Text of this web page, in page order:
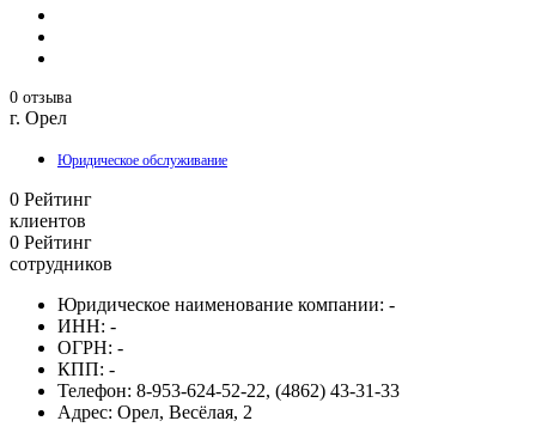
0 отзыва
г. Орел
Юридическое обслуживание
0 Рейтинг
клиентов
0 Рейтинг
сотрудников
Юридическое наименование компании: -
ИНН: -
ОГРН: -
КПП: -
Телефон: 8-953-624-52-22, (4862) 43-31-33
Адрес: Орел, Весёлая, 2